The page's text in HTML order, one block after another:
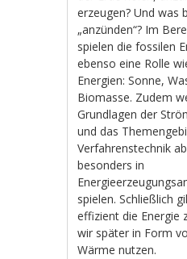
erzeugen? Und was
„anzünden“? Im
spielen die fossilen
ebenso eine Rolle
Energien: Sonne,
Biomasse. Zudem
Grundlagen der
und das
Verfahrenstechnik
besonders in
spielen. Schließlich
effizient die Energie
wir später in Form
Wärme nutzen.